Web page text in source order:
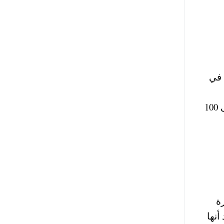
في
فسخاني السكري وفسخاني الندى وفسخاني الموافي وحمد، والأهبل والبنان، وتصل اسعار الفسيخ الكبير إلى 100